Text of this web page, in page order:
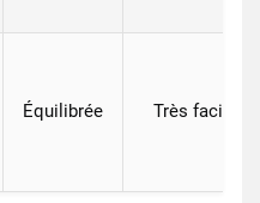
Équilibrée Très facile